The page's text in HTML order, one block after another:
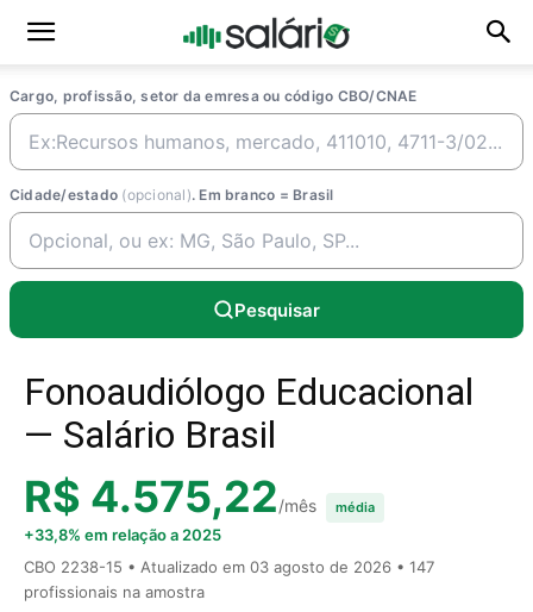
Cargo, profissão, setor da emresa ou código CBO/CNAE
Cidade/estado (opcional). Em branco = Brasil
Pesquisar
Fonoaudiólogo Educacional
— Salário Brasil
R$ 4.575,22/mês média
+33,8% em relação a 2025
CBO 2238-15 • Atualizado em 03 agosto de 2026 • 147
profissionais na amostra